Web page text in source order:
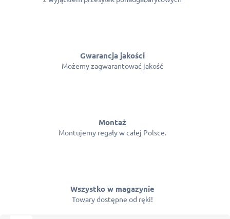
Gwarancja jakości
Możemy zagwarantować jakość
Montaż
Montujemy regały w całej Polsce.
Wszystko w magazynie
Towary dostępne od ręki!